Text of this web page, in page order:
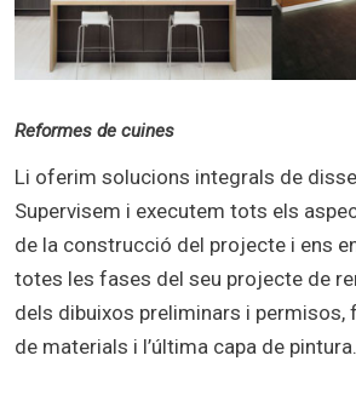
Reformes de cuines
Li oferim solucions integrals de
Supervisem i executem tots els
de la construcció del projecte i ens
totes les fases del seu projecte de
dels dibuixos preliminars i permisos,
de materials i l’última capa de pintura.